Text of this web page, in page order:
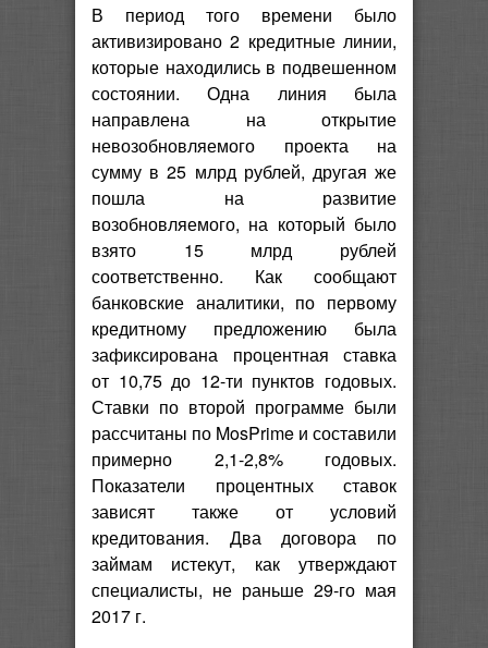
В период того времени было
активизировано 2 кредитные линии,
которые находились в подвешенном
состоянии. Одна линия была
направлена на открытие
невозобновляемого проекта на
сумму в 25 млрд рублей, другая же
пошла на развитие
возобновляемого, на который было
взято 15 млрд рублей
соответственно. Как сообщают
банковские аналитики, по первому
кредитному предложению была
зафиксирована процентная ставка
от 10,75 до 12-ти пунктов годовых.
Ставки по второй программе были
рассчитаны по MosPrime и составили
примерно 2,1-2,8% годовых.
Показатели процентных ставок
зависят также от условий
кредитования. Два договора по
займам истекут, как утверждают
специалисты, не раньше 29-го мая
2017 г.